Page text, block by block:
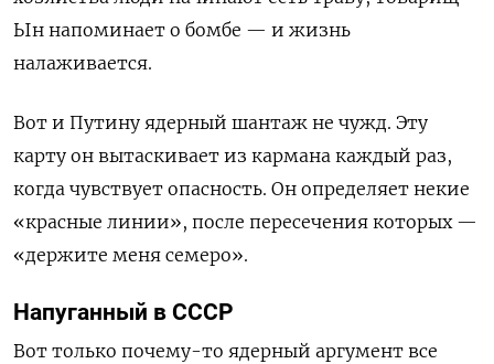
Ын напоминает о бомбе — и жизнь
налаживается.
Вот и Путину ядерный шантаж не чужд. Эту
карту он вытаскивает из кармана каждый раз,
когда чувствует опасность. Он определяет некие
«красные линии», после пересечения которых —
«держите меня семеро».
Напуганный в СССР
Вот только почему-то ядерный аргумент все